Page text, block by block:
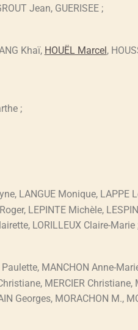
Jean, GUERISEE ;
Khaï, HOUËL Marcel,
;
LANGUE Monique, LAPPE
LEPINTE Michèle,
LORILLEUX Claire-Marie
MANCHON Anne-
MERCIER Christiane,
Georges, MORACHON M.,